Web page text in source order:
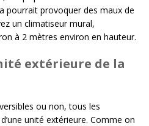
pourrait provoquer des maux de
un climatiseur mural,
à 2 mètres environ en hauteur.
extérieure de la
ou non, tous les
unité extérieure. Comme on